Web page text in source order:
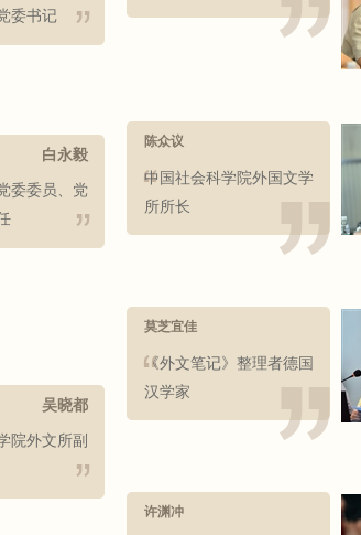
委书记
白永毅
委委员、党
吴晓都
院外文所副
陈众议
中国社会科学院外国文学
所所长
莫芝宜佳
《外文笔记》整理者德国
汉学家
许渊冲